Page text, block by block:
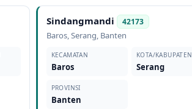
Sindangmandi 42173
Baros,Serang, Banten
KECAMATAN
Baros
KOTA/KABUPATEN
Serang
PROVINSI
Banten